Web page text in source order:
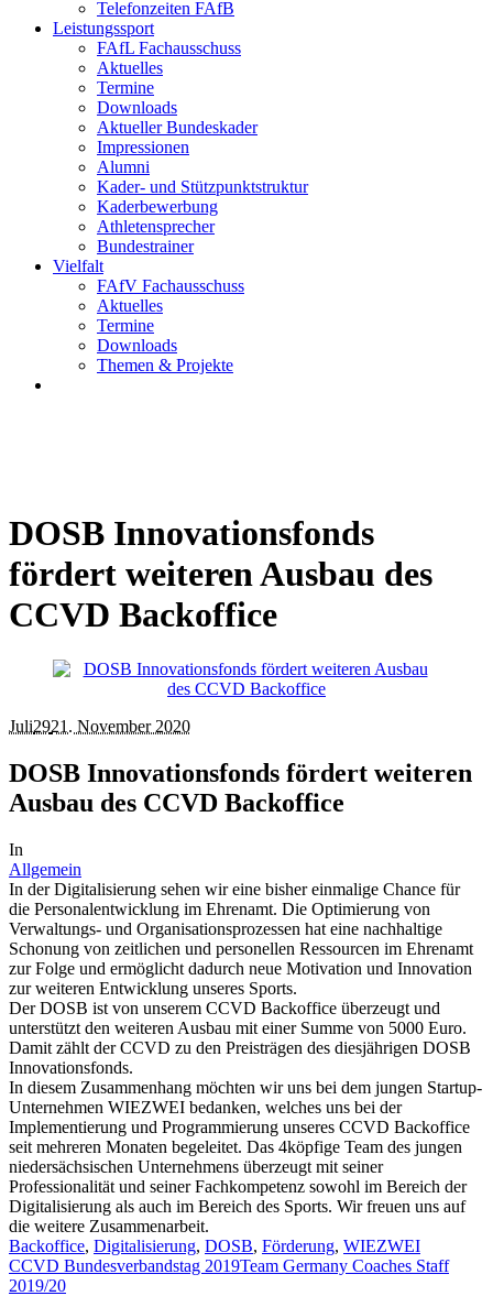
Telefonzeiten FAfB
Leistungssport
FAfL Fachausschuss
Aktuelles
Termine
Downloads
Aktueller Bundeskader
Impressionen
Alumni
Kader- und Stützpunktstruktur
Kaderbewerbung
Athletensprecher
Bundestrainer
Vielfalt
FAfV Fachausschuss
Aktuelles
Termine
Downloads
Themen & Projekte
DOSB Innovationsfonds
fördert weiteren Ausbau des
CCVD Backoffice
Juli2921. November 2020
DOSB Innovationsfonds fördert weiteren
Ausbau des CCVD Backoffice
In
Allgemein
In der Digitalisierung sehen wir eine bisher einmalige Chance für
die Personalentwicklung im Ehrenamt. Die Optimierung von
Verwaltungs- und Organisationsprozessen hat eine nachhaltige
Schonung von zeitlichen und personellen Ressourcen im Ehrenamt
zur Folge und ermöglicht dadurch neue Motivation und Innovation
zur weiteren Entwicklung unseres Sports.
Der DOSB ist von unserem CCVD Backoffice überzeugt und
unterstützt den weiteren Ausbau mit einer Summe von 5000 Euro.
Damit zählt der CCVD zu den Preisträgen des diesjährigen DOSB
Innovationsfonds.
In diesem Zusammenhang möchten wir uns bei dem jungen Startup-
Unternehmen WIEZWEI bedanken, welches uns bei der
Implementierung und Programmierung unseres CCVD Backoffice
seit mehreren Monaten begeleitet. Das 4köpfige Team des jungen
niedersächsischen Unternehmens überzeugt mit seiner
Professionalität und seiner Fachkompetenz sowohl im Bereich der
Digitalisierung als auch im Bereich des Sports. Wir freuen uns auf
die weitere Zusammenarbeit.
Backoffice, Digitalisierung, DOSB, Förderung, WIEZWEI
CCVD Bundesverbandstag 2019Team Germany Coaches Staff
2019/20